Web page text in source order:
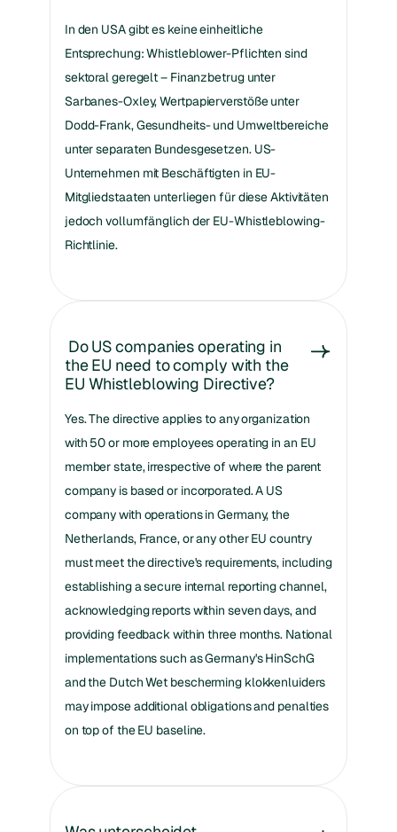
In den USA gibt es keine einheitliche
Entsprechung: Whistleblower-Pflichten sind
sektoral geregelt – Finanzbetrug unter
Sarbanes-Oxley, Wertpapierverstöße unter
Dodd-Frank, Gesundheits- und Umweltbereiche
unter separaten Bundesgesetzen. US-
Unternehmen mit Beschäftigten in EU-
Mitgliedstaaten unterliegen für diese Aktivitäten
jedoch vollumfänglich der EU-Whistleblowing-
Richtlinie.
Do US companies operating in
the EU need to comply with the
EU Whistleblowing Directive?
Yes. The directive applies to any organization
with 50 or more employees operating in an EU
member state, irrespective of where the parent
company is based or incorporated. A US
company with operations in Germany, the
Netherlands, France, or any other EU country
must meet the directive's requirements, including
establishing a secure internal reporting channel,
acknowledging reports within seven days, and
providing feedback within three months. National
implementations such as Germany's HinSchG
and the Dutch Wet bescherming klokkenluiders
may impose additional obligations and penalties
on top of the EU baseline.